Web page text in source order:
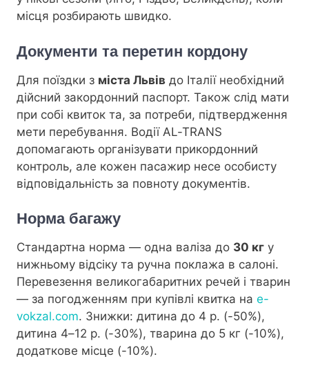
місця розбирають швидко.
Документи та перетин кордону
Для поїздки з міста Львів до Італії необхідний
дійсний закордонний паспорт. Також слід мати
при собі квиток та, за потреби, підтвердження
мети перебування. Водії AL-TRANS
допомагають організувати прикордонний
контроль, але кожен пасажир несе особисту
відповідальність за повноту документів.
Норма багажу
Стандартна норма — одна валіза до 30 кг у
нижньому відсіку та ручна поклажа в салоні.
Перевезення великогабаритних речей і тварин
— за погодженням при купівлі квитка на e-
vokzal.com. Знижки: дитина до 4 р. (-50%),
дитина 4–12 р. (-30%), тварина до 5 кг (-10%),
додаткове місце (-10%).